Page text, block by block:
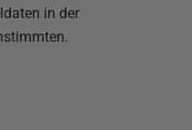
in der